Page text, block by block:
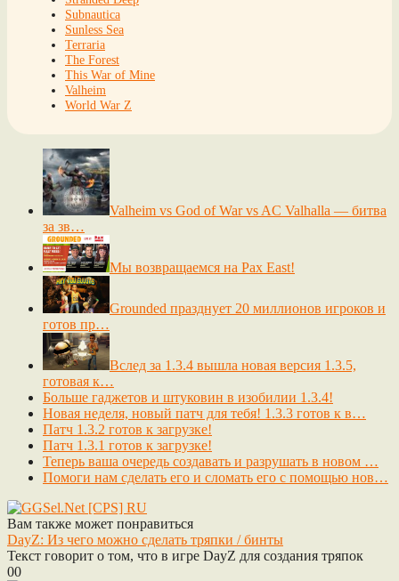
Subnautica
Sunless Sea
Terraria
The Forest
This War of Mine
Valheim
World War Z
Valheim vs God of War vs AC Valhalla — битва
за зв…
Мы возвращаемся на Pax East!
Grounded празднует 20 миллионов игроков и
готов пр…
Вслед за 1.3.4 вышла новая версия 1.3.5,
готовая к…
Больше гаджетов и штуковин в изобилии 1.3.4!
Новая неделя, новый патч для тебя! 1.3.3 готов к в…
Патч 1.3.2 готов к загрузке!
Патч 1.3.1 готов к загрузке!
Теперь ваша очередь создавать и разрушать в новом …
Помоги нам сделать его и сломать его с помощью нов…
Вам также может понравиться
DayZ: Из чего можно сделать тряпки / бинты
Текст говорит о том, что в игре DayZ для создания тряпок
00